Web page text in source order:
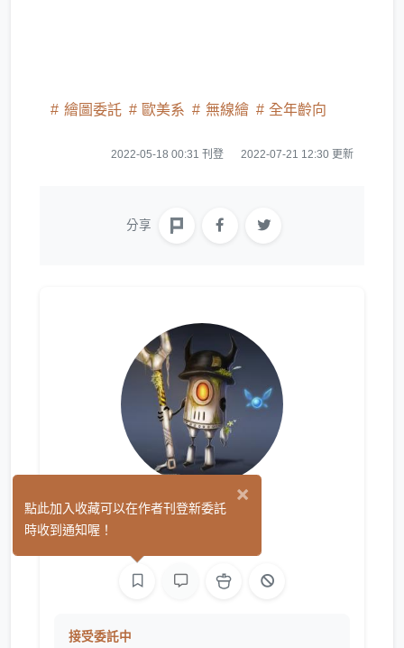
繪圖委託 歐美系 無線繪 全年齡向
2022-05-18 00:31 刊登 2022-07-21 12:30 更新
分享
陰天 (1)
接受委託中
×
點此加入收藏可以在作者刊登新委託
時收到通知喔！